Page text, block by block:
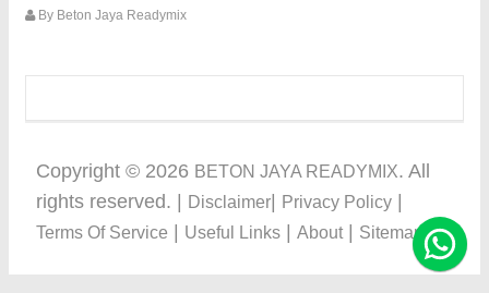
By Beton Jaya Readymix
Copyright © 2026 BETON JAYA READYMIX. All
rights reserved. |
Disclaimer Privacy Policy
Terms Of Service Useful Links About| Sitemap